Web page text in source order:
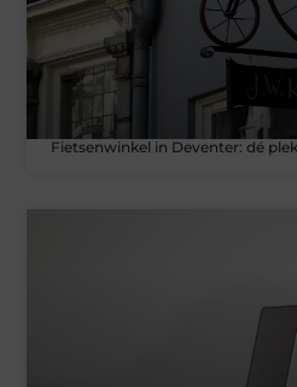
Fietsenwinkel in Deventer: dé